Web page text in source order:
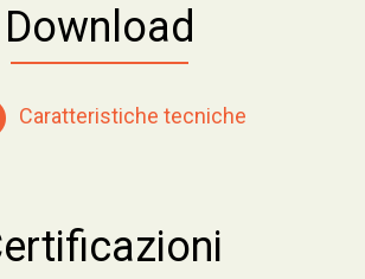
Download
Caratteristiche tecniche